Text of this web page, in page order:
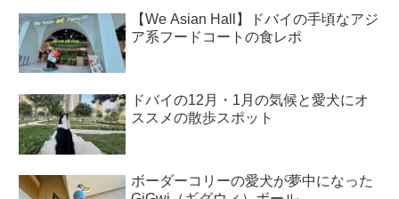
【We Asian Hall】ドバイの手頃なアジ
ア系フードコートの食レポ
ドバイの12月・1月の気候と愛犬にオ
ススメの散歩スポット
ボーダーコリーの愛犬が夢中になった